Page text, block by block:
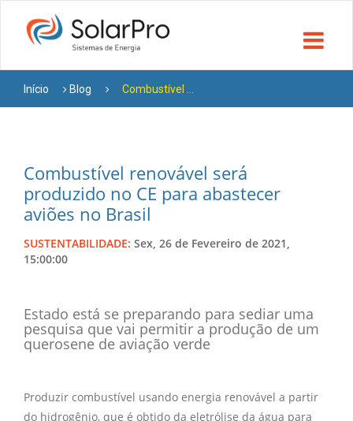
Início Blog Combustível ...
Combustível renovável será
produzido no CE para abastecer
aviões no Brasil
SUSTENTABILIDADE: Sex, 26 de Fevereiro de 2021,
15:00:00
Estado está se preparando para sediar uma
pesquisa que vai permitir a produção de um
querosene de aviação verde
Produzir combustível usando energia renovável a partir
do hidrogênio, que é obtido da eletrólise da água para